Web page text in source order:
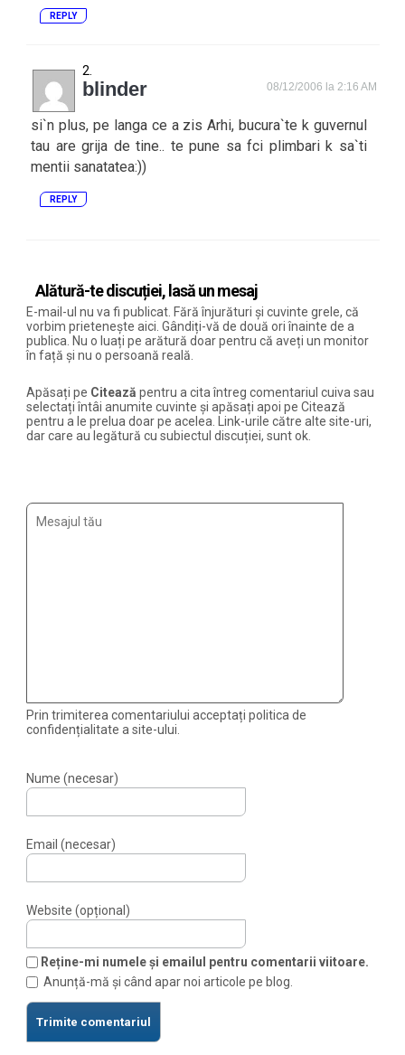
REPLY
blinder 08/12/2006 la 2:16 AM
si`n plus, pe langa ce a zis Arhi, bucura`te k guvernul
tau are grija de tine.. te pune sa fci plimbari k sa`ti
mentii sanatatea:))
REPLY
Alătură-te discuției, lasă un mesaj
E-mail-ul nu va fi publicat. Fără înjurături și cuvinte grele, că
vorbim prietenește aici. Gândiți-vă de două ori înainte de a
publica. Nu o luați pe arătură doar pentru că aveți un monitor
în față și nu o persoană reală.
Apăsați pe Citează pentru a cita întreg comentariul cuiva sau
selectați întâi anumite cuvinte și apăsați apoi pe Citează
pentru a le prelua doar pe acelea. Link-urile către alte site-uri,
dar care au legătură cu subiectul discuției, sunt ok.
Prin trimiterea comentariului acceptați politica de
confidențialitate a site-ului.
Nume (necesar)
Email (necesar)
Website (opțional)
Reține-mi numele și emailul pentru comentarii viitoare.
Anunță-mă și când apar noi articole pe blog.